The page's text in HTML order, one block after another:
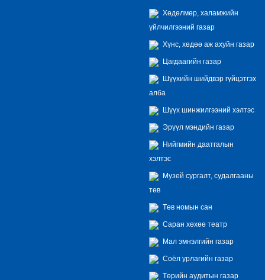
Хөдөлмөр, халамжийн
үйлчилгээний газар
Хүнс, хөдөө аж ахуйн газар
Цагдаагийн газар
Шүүхийн шийдвэр гүйцэтгэх
алба
Шүүх шинжилгээний хэлтэс
Эрүүл мэндийн газар
Нийгмийн даатгалын
хэлтэс
Музей сургалт, судалгааны
төв
Төв номын сан
Саран хөхөө театр
Мал эмнэлгийн газар
Соёл урлагийн газар
Төрийн аудитын газар